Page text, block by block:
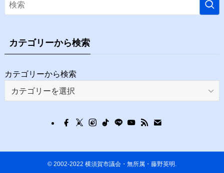
カテゴリーから検索
カテゴリーから検索
© 2002-2022 横須賀市議会・無所属・藤野英明.